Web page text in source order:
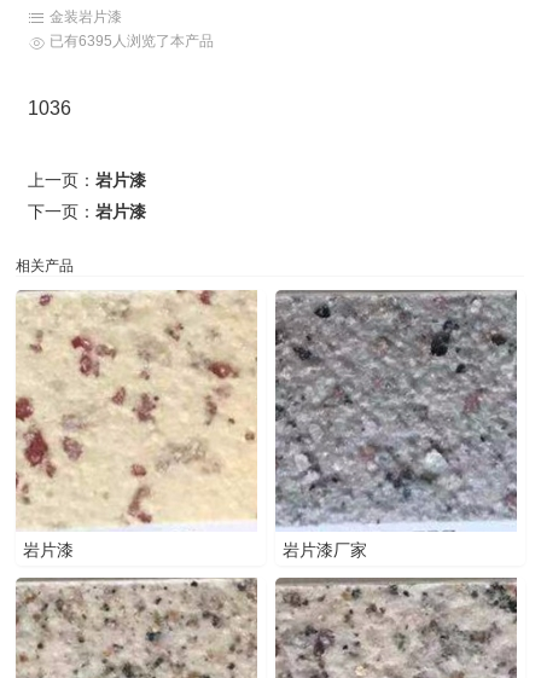
金装岩片漆
已有6395人浏览了本产品
1036
上一页：岩片漆
下一页：岩片漆
相关产品
岩片漆 岩片漆厂家